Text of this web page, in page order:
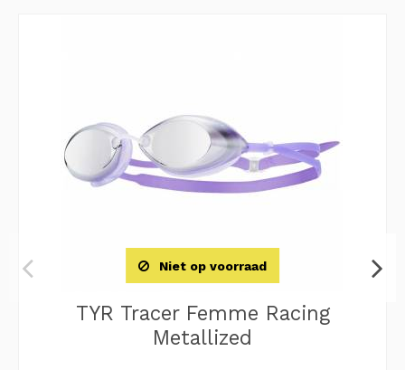
Niet op voorraad
TYR Tracer Femme Racing
Metallized